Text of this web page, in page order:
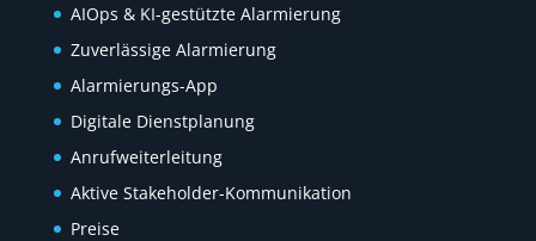
AIOps & KI-gestützte Alarmierung
Zuverlässige Alarmierung
Alarmierungs-App
Digitale Dienstplanung
Anrufweiterleitung
Aktive Stakeholder-Kommunikation
Preise